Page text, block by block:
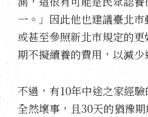
一。」因此他也建議臺北市
或甚至參照新北市規定的
期不擬續養的費用，以減少
不過，有10年中途之家經
全然壞事，且30天的猶豫